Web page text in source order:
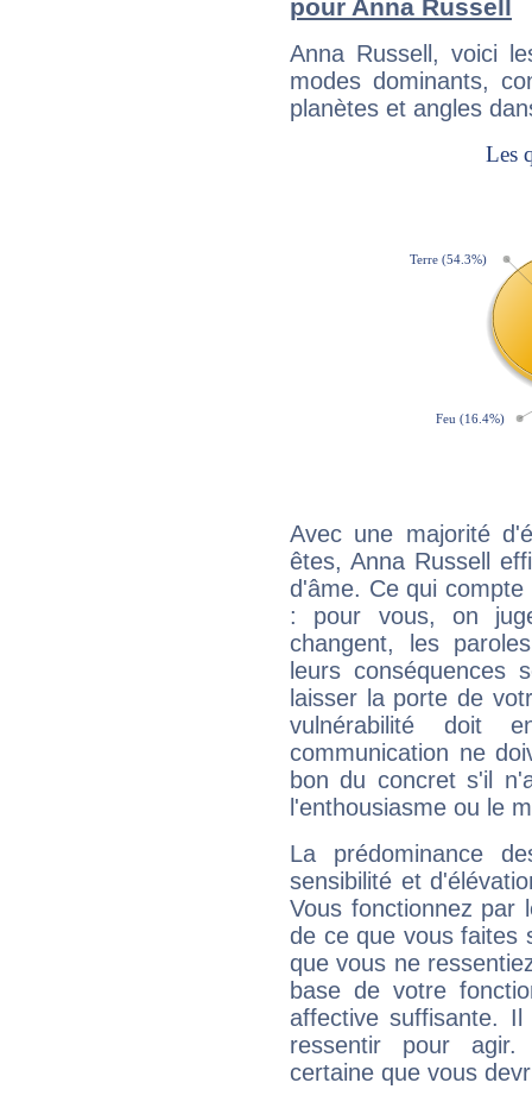
pour Anna Russell
Anna Russell, voici
modes dominants,
planètes et angles
Avec une majorité
êtes, Anna Russell
d'âme. Ce qui
: pour vous, on
changent, les
leurs conséquences
laisser la porte de
vulnérabilité doit
communication ne
bon du concret s'il
l'enthousiasme ou le
La prédominance
sensibilité et
Vous fonctionnez
de ce que vous faites
que vous ne
base de votre
affective suffisante.
ressentir pour agir.
certaine que vous